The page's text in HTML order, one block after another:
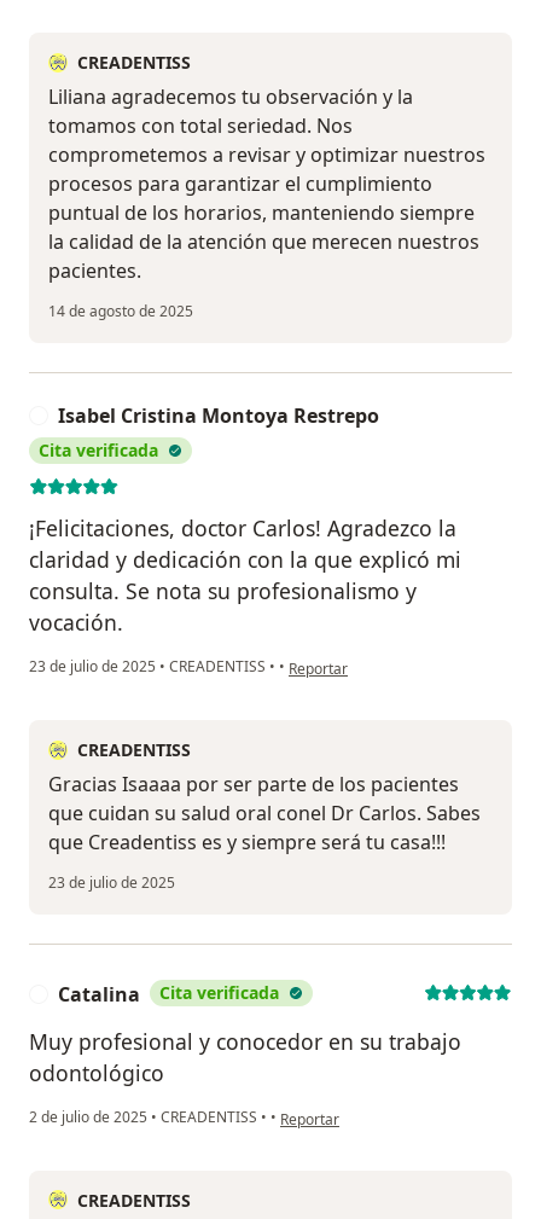
CREADENTISS
Liliana agradecemos tu observación y la
tomamos con total seriedad. Nos
comprometemos a revisar y optimizar nuestros
procesos para garantizar el cumplimiento
puntual de los horarios, manteniendo siempre
la calidad de la atención que merecen nuestros
pacientes.
14 de agosto de 2025
Isabel Cristina Montoya Restrepo
Cita verificada
¡Felicitaciones, doctor Carlos! Agradezco la
claridad y dedicación con la que explicó mi
consulta. Se nota su profesionalismo y
vocación.
23 de julio de 2025 • CREADENTISS • • en opinión del usuario Isabel
Reportar
CREADENTISS
Gracias Isaaaa por ser parte de los pacientes
que cuidan su salud oral conel Dr Carlos. Sabes
que Creadentiss es y siempre será tu casa!!!
23 de julio de 2025
Catalina Cita verificada
Muy profesional y conocedor en su trabajo
odontológico
2 de julio de 2025 • CREADENTISS • • en opinión del usuario Catalina
Reportar
CREADENTISS